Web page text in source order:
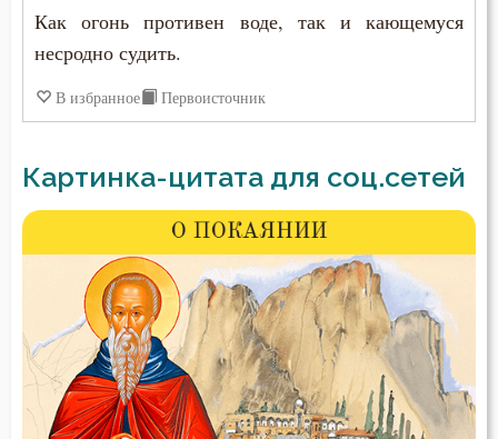
Как огонь противен воде, так и кающемуся
несродно судить.
В избранное Первоисточник
Картинка-цитата для соц.сетей